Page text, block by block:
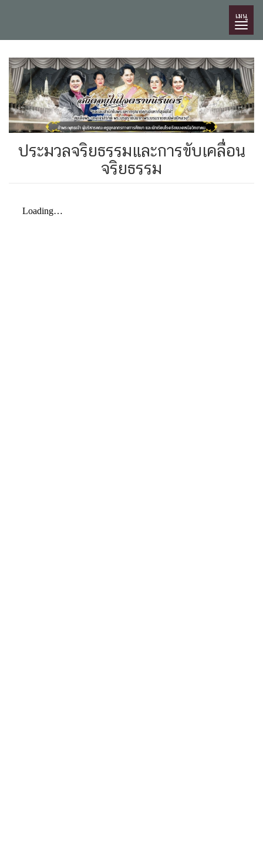
เมนู
ประมวลจริยธรรมและการขับเคลื่อน
จริยธรรม